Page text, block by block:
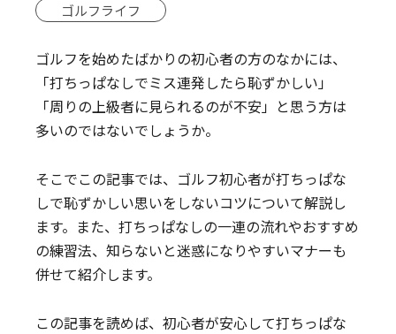
ゴルフライフ
ゴルフを始めたばかりの初心者の方のなかには、
「打ちっぱなしでミス連発したら恥ずかしい」
「周りの上級者に見られるのが不安」と思う方は
多いのではないでしょうか。
そこでこの記事では、ゴルフ初心者が打ちっぱな
しで恥ずかしい思いをしないコツについて解説し
ます。また、打ちっぱなしの一連の流れやおすすめ
の練習法、知らないと迷惑になりやすいマナーも
併せて紹介します。
この記事を読めば、初心者が安心して打ちっぱな